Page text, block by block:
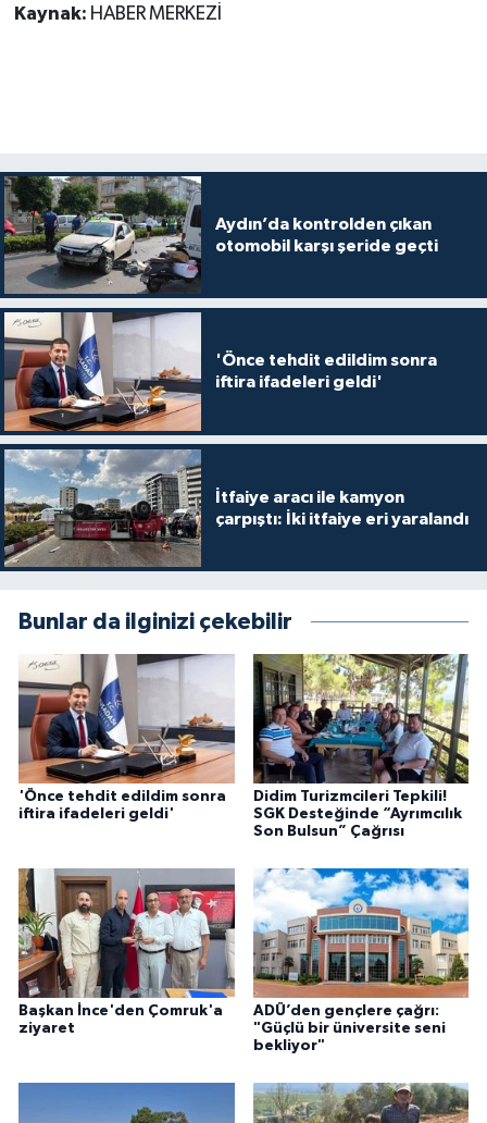
Kaynak: HABER MERKEZİ
Aydın’da kontrolden çıkan
otomobil karşı şeride geçti
'Önce tehdit edildim sonra
iftira ifadeleri geldi'
İtfaiye aracı ile kamyon
çarpıştı: İki itfaiye eri yaralandı
Bunlar da ilginizi çekebilir
'Önce tehdit edildim sonra
iftira ifadeleri geldi'
Didim Turizmcileri Tepkili!
SGK Desteğinde “Ayrımcılık
Son Bulsun” Çağrısı
Başkan İnce'den Çomruk'a
ziyaret
ADÜ’den gençlere çağrı:
"Güçlü bir üniversite seni
bekliyor"